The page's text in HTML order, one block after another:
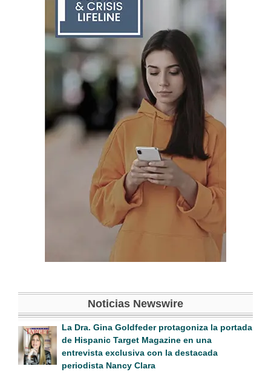
Noticias Newswire
La Dra. Gina Goldfeder protagoniza la portada
de Hispanic Target Magazine en una
entrevista exclusiva con la destacada
periodista Nancy Clara